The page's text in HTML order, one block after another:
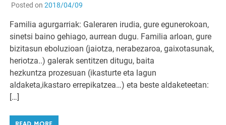
Posted on 2018/04/09
Familia agurgarriak: Galeraren irudia, gure egunerokoan,
sinetsi baino gehiago, aurrean dugu. Familia arloan, gure
bizitasun eboluzioan (jaiotza, nerabezaroa, gaixotasunak,
heriotza..) galerak sentitzen ditugu, baita
hezkuntza prozesuan (ikasturte eta lagun
aldaketa,ikastaro errepikatzea…) eta beste aldaketeetan:
[…]